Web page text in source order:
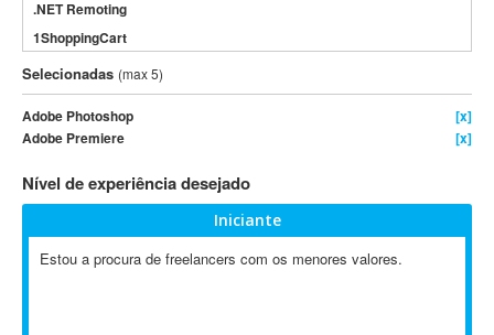
.NET Remoting
1ShoppingCart
3DS Max
3GSM
4D Dimension
A&P
A-GPS
A2Billing
AAUS Scientific Diver
Selecionadas (max 5)
Adobe Photoshop
[x]
Adobe Premiere
[x]
Nível de experiência desejado
Iniciante
Estou a procura de freelancers com os menores valores.